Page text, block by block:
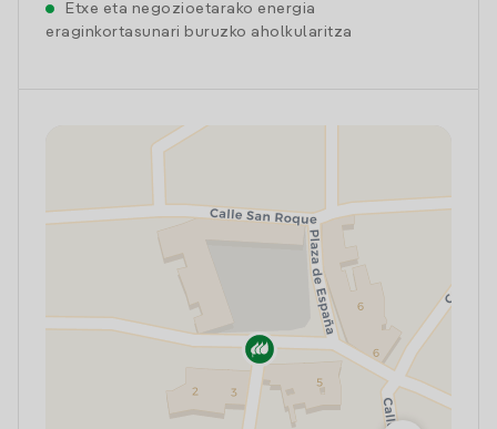
Etxe eta negozioetarako energia
eraginkortasunari buruzko aholkularitza